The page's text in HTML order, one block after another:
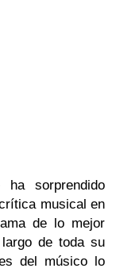
sorprendido
musical en
de lo mejor
de toda su
del músico lo